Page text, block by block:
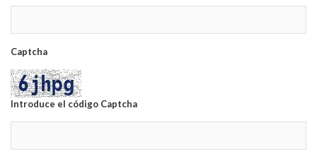
Captcha
Introduce el código Captcha